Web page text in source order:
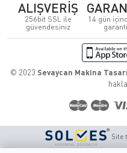
ALIŞVERİŞ
256bit SSL ile
güvendesiniz
14 gün
© 2023 Sevaycan Makina
Site